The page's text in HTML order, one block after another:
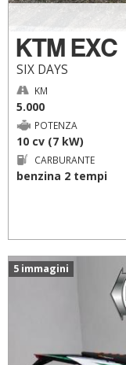
KTM EXC
SIX DAYS
KM
5.000
POTENZA
10 cv (7 kW)
CARBURANTE
benzina 2 tempi
5 immagini